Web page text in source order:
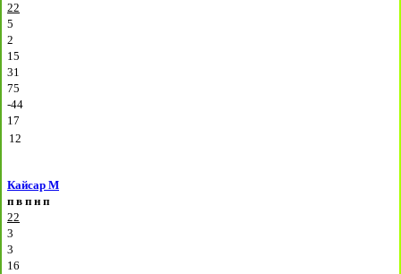
22
5
2
15
31
75
-44
17
12
Кайсар М
п в п н п
22
3
3
16